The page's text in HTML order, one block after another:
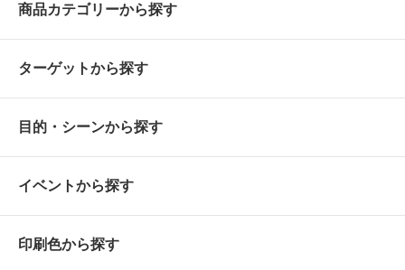
商品カテゴリーから探す
ターゲットから探す
目的・シーンから探す
イベントから探す
印刷色から探す